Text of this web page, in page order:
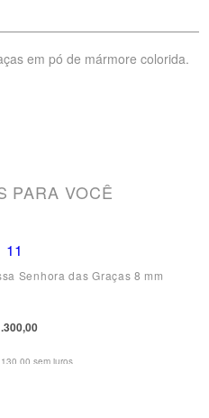
em pó de mármore colorida.
PARA VOCÊ
Senhora das Graças 8 mm
sem juros